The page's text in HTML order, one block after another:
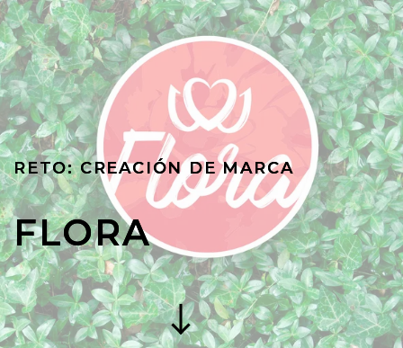
RETO: CREACIÓN DE MARCA
FLORA